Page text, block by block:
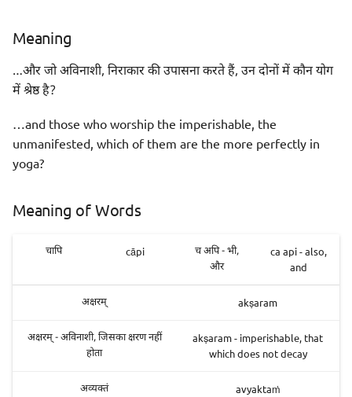
Meaning
…और जो अविनाशी, निराकार की उपासना करते हैं, उन दोनों में कौन योग
में श्रेष्ठ है?
…and those who worship the imperishable, the
unmanifested, which of them are the more perfectly in
yoga?
Meaning of Words
चापि cāpi
च अपि - भी,
और
ca api - also,
and
अक्षरम् akṣaram
अक्षरम् - अविनाशी, जिसका क्षरण नहीं
होता
akṣaram - imperishable, that
which does not decay
अव्यक्तं avyaktaṁ